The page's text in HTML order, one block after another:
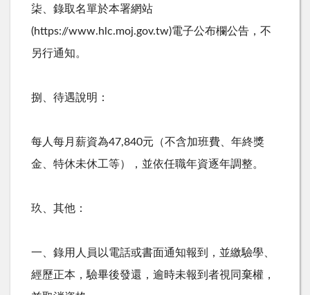
柒、錄取名單於本署網站
(https://www.hlc.moj.gov.tw)電子公布欄公告，不
另行通知。
捌、待遇說明：
每人每月薪資為47,840元（不含加班費、年終獎
金、特休未休工等），並依任職年資逐年調整。
玖、其他：
一、錄用人員以電話或書面通知報到，並繳驗學、
經歷正本，驗畢後發還，逾時未報到者視同棄權，